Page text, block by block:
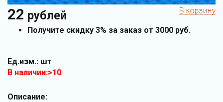
22 рублей
Получите скидку 3% за заказ от 3000 руб.
Ед.изм.: шт
В наличии:>10
Описание: